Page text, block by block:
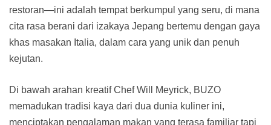
restoran—ini adalah tempat berkumpul yang seru, di mana
cita rasa berani dari izakaya Jepang bertemu dengan gaya
khas masakan Italia, dalam cara yang unik dan penuh
kejutan.
Di bawah arahan kreatif Chef Will Meyrick, BUZO
memadukan tradisi kaya dari dua dunia kuliner ini,
menciptakan pengalaman makan yang terasa familiar tapi